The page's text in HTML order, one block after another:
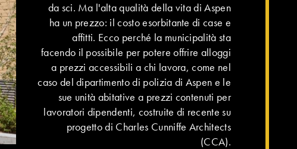
da sci. Ma l'alta qualità della vita di Aspen
ha un prezzo: il costo esorbitante di case e
affitti. Ecco perché la municipalità sta
facendo il possibile per potere offrire alloggi
a prezzi accessibili a chi lavora, come nel
caso del dipartimento di polizia di Aspen e le
sue unità abitative a prezzi contenuti per
lavoratori dipendenti, costruite di recente su
progetto di Charles Cunniffe Architects
(CCA).